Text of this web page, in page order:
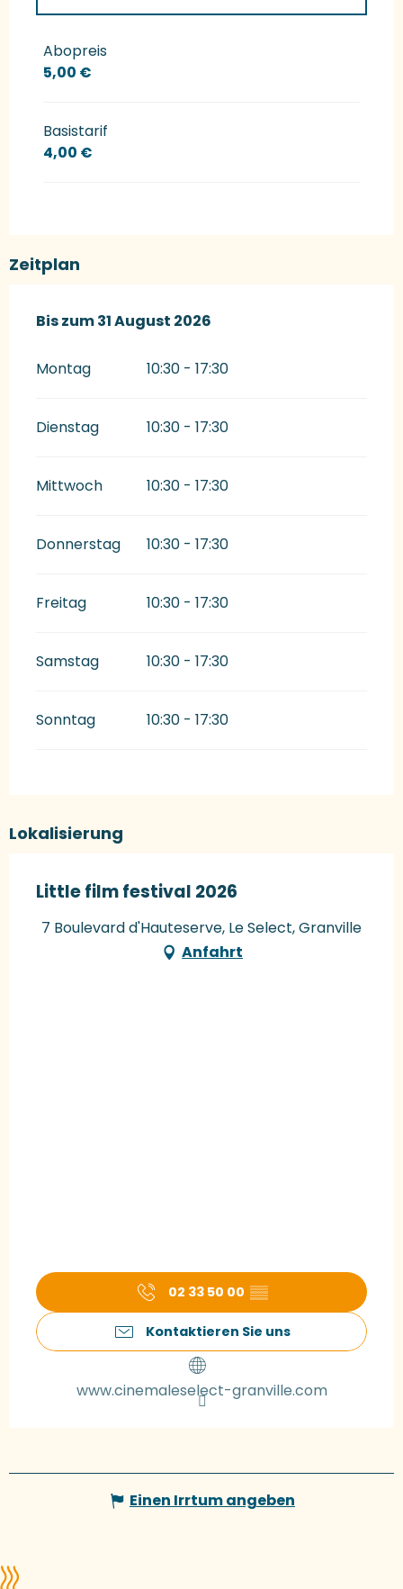
Preise 2027
Abopreis
5,00 €
Basistarif
4,00 €
Zeitplan
vom28 Juni 2026 bis zum
Bis zum31 August 2026
Montag 10:30 - 17:30
Dienstag 10:30 - 17:30
Mittwoch 10:30 - 17:30
Donnerstag 10:30 - 17:30
Freitag 10:30 - 17:30
Samstag 10:30 - 17:30
Sonntag 10:30 - 17:30
Lokalisierung
Little film festival 2026
7 Boulevard d'Hauteserve, Le Select, Granville
Anfahrt
02 33 50 00 ▒▒
Kontaktieren Sie uns
www.cinemaleselect-granville.com
Einen Irrtum angeben